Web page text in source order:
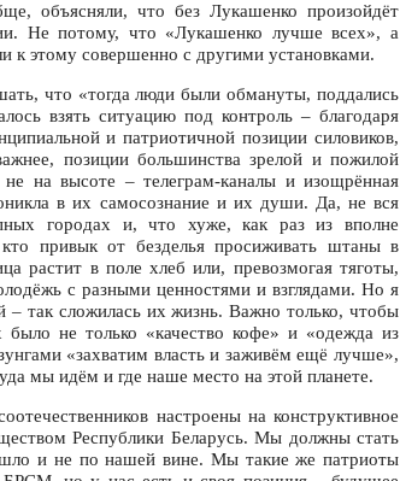
объясняли, что без Лукашенко произойдёт
Не потому, что «Лукашенко лучше всех», а
к этому совершенно с другими установками.
что «тогда люди были обмануты, поддались
взять ситуацию под контроль – благодаря
и патриотичной позиции силовиков,
позиции большинства зрелой и пожилой
на высоте – телеграм-каналы и изощрённая
в их самосознание и их души. Да, не вся
городах и, что хуже, как раз из вполне
привык от безделья просиживать штаны в
растит в поле хлеб или, превозмогая тяготы,
с разными ценностями и взглядами. Но я
– так сложилась их жизнь. Важно только, чтобы
не только «качество кофе» и «одежда из
«захватим власть и заживём ещё лучше»,
мы идём и где наше место на этой планете.
настроены на конструктивное
Республики Беларусь. Мы должны стать
и не по нашей вине. Мы такие же патриоты